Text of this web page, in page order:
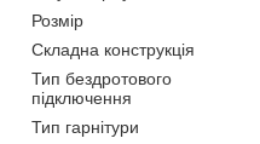
Розмір
Складна конструкція
Тип бездротового
підключення
Тип гарнітури